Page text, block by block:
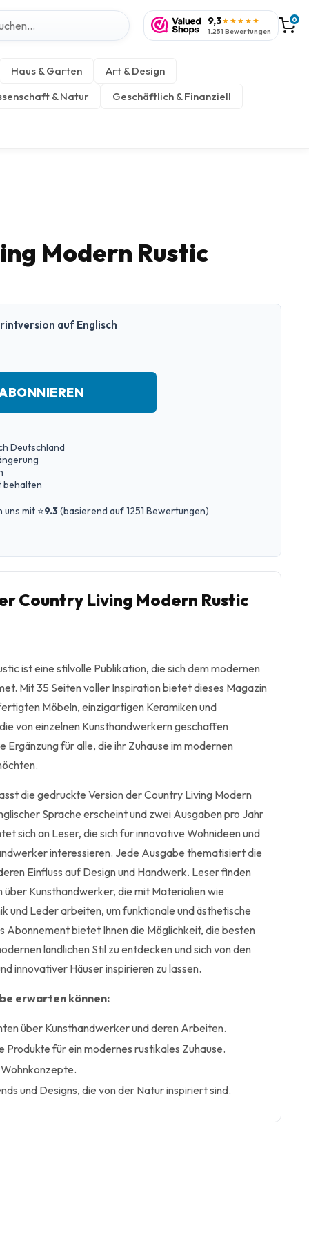
9,3★★★★★
1.251 Bewertungen
0
Haus & Garten
Art & Design
& Natur
Geschäftlich & Finanziell
Modern Rustic
auf Englisch
Deutschland
behalten
mit ⭐9.3(basierend auf 1251 Bewertungen)
Country Living Modern Rustic
ist eine stilvolle Publikation, die sich dem modernen
Mit 35 Seiten voller Inspiration bietet dieses Magazin
Möbeln, einzigartigen Keramiken und
von einzelnen Kunsthandwerkern geschaffen
Ergänzung für alle, die ihr Zuhause im modernen
die gedruckte Version der Country Living Modern
Sprache erscheint und zwei Ausgaben pro Jahr
sich an Leser, die sich für innovative Wohnideen und
interessieren. Jede Ausgabe thematisiert die
Einfluss auf Design und Handwerk. Leser finden
über Kunsthandwerker, die mit Materialien wie
und Leder arbeiten, um funktionale und ästhetische
Abonnement bietet Ihnen die Möglichkeit, die besten
ländlichen Stil zu entdecken und sich von den
innovativer Häuser inspirieren zu lassen.
erwarten können:
über Kunsthandwerker und deren Arbeiten.
Produkte für ein modernes rustikales Zuhause.
und Designs, die von der Natur inspiriert sind.